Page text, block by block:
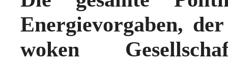
Energievorgaben,
woken